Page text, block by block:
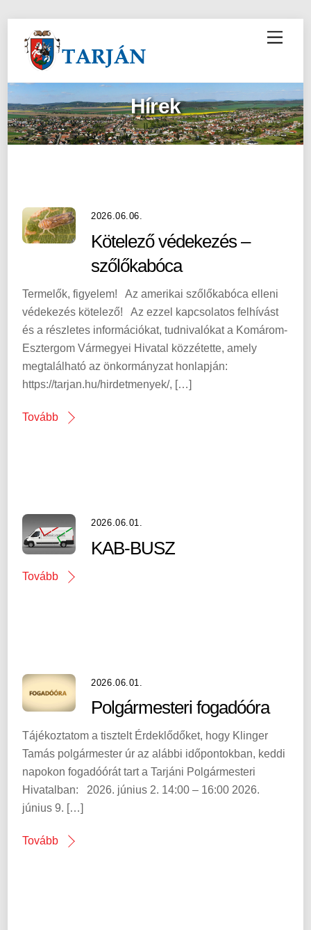
M
e
Hírek
2026.06.06.
Kötelező védekezés –
szőlőkabóca
Termelők, figyelem! Az amerikai szőlőkabóca elleni
védekezés kötelező! Az ezzel kapcsolatos felhívást
és a részletes információkat, tudnivalókat a Komárom-
Esztergom Vármegyei Hivatal közzétette, amely
megtalálható az önkormányzat honlapján:
https://tarjan.hu/hirdetmenyek/, […]
Tovább
2026.06.01.
KAB-BUSZ
Tovább
2026.06.01.
Polgármesteri fogadóóra
Tájékoztatom a tisztelt Érdeklődőket, hogy Klinger
Tamás polgármester úr az alábbi időpontokban, keddi
napokon fogadóórát tart a Tarjáni Polgármesteri
Hivatalban: 2026. június 2. 14:00 – 16:00 2026.
június 9. […]
Tovább